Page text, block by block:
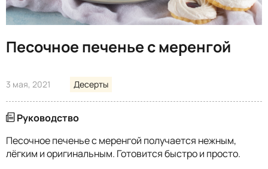
Песочное печенье с меренгой
3 мая, 2021 Десерты
Руководство
Песочное печенье с меренгой получается нежным,
лёгким и оригинальным. Готовится быстро и просто.